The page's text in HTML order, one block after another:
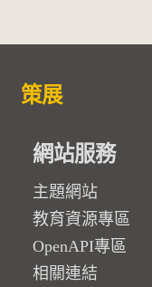
策展
網站服務
主題網站
教育資源專區
OpenAPI專區
相關連結